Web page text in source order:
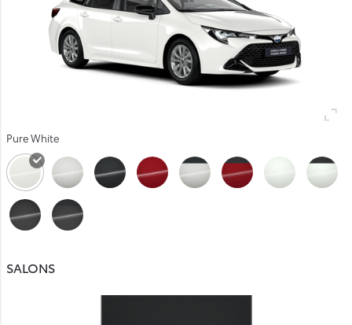
Pure White
SALONS